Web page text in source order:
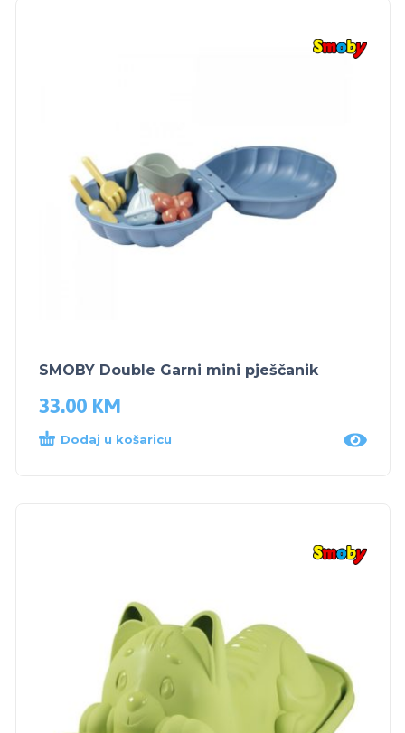
SMOBY Double Garni mini pješčanik
33.00 KM
Dodaj u košaricu